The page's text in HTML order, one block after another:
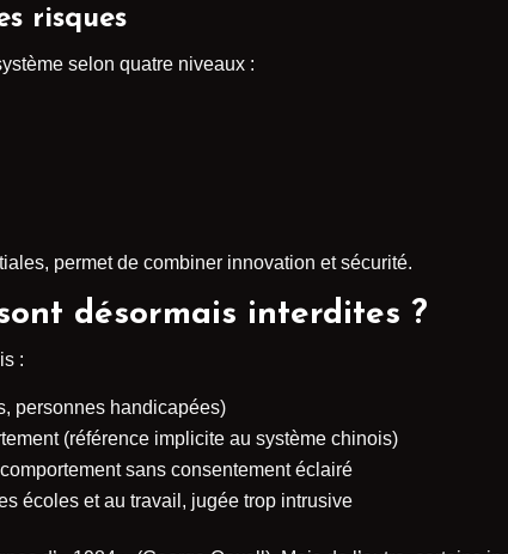
risques
selon quatre niveaux :
permet de combiner innovation et sécurité.
désormais interdites ?
:
personnes handicapées)
(référence implicite au système chinois)
sans consentement éclairé
écoles et au travail, jugée trop intrusive